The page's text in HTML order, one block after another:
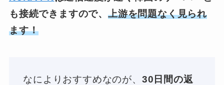
も接続できますので、 上游を問題なく見られ
ます！
なによりおすすめなのが、 30日間の返